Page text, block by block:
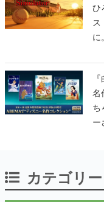
ひ
ス
に
名
ち
ー
カテゴリ